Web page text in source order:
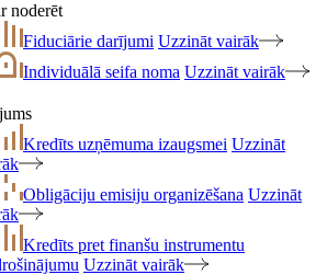
noderēt
Fiduciārie darījumi Uzzināt vairāk
Individuālā seifa noma Uzzināt vairāk
Kredīts uzņēmuma izaugsmei Uzzināt
Obligāciju emisiju organizēšana Uzzināt
Kredīts pret finanšu instrumentu
Uzzināt vairāk